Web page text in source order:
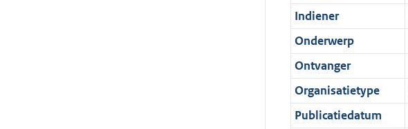
m
a
a
t
r
m
a
a
t
o
r
m
a
a
t
f
o
r
m
a
a
t
Indiener
Onderwerp
Ontvanger
Organisatietype
Publicatiedatum